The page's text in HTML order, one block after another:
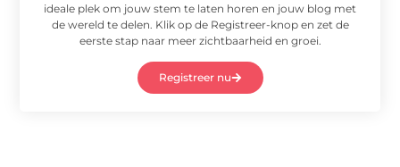
ideale plek om jouw stem te laten horen en jouw blog met
de wereld te delen. Klik op de Registreer-knop en zet de
eerste stap naar meer zichtbaarheid en groei.
Registreer nu